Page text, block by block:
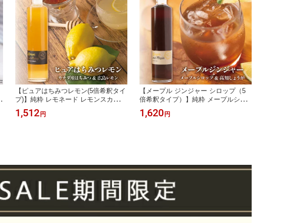
【ピュアはちみつレモン(5倍希釈タイ
プ)】純粋 レモネード レモンスカッシ
ュ はちみつ カナダ 広島 レモン ドリ
ンク シロップ 白砂糖 保存料 着色料
1,512 円
【メープル ジンジャー シロップ（5
倍希釈タイプ）】純粋 メープルシロ
ップ カナダ ケベック州 生姜 高知 ド
リンク シロップ チャイ ミルクティー
1,620 円